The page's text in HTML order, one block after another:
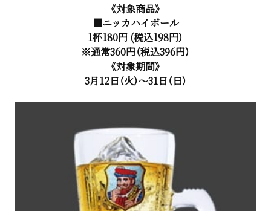
《対象商品》
■ニッカハイボール
1杯180円 (税込198円）
※通常360円（税込396円）
《対象期間》
3月12日（火）～31日（日）